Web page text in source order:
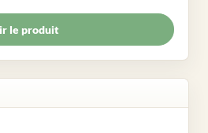
le produit